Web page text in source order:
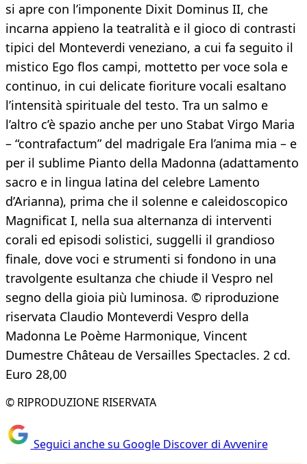
si apre con l’imponente Dixit Dominus II, che
incarna appieno la teatralità e il gioco di contrasti
tipici del Monteverdi veneziano, a cui fa seguito il
mistico Ego flos campi, mottetto per voce sola e
continuo, in cui delicate fioriture vocali esaltano
l’intensità spirituale del testo. Tra un salmo e
l’altro c’è spazio anche per uno Stabat Virgo Maria
– “contrafactum” del madrigale Era l’anima mia – e
per il sublime Pianto della Madonna (adattamento
sacro e in lingua latina del celebre Lamento
d’Arianna), prima che il solenne e caleidoscopico
Magnificat I, nella sua alternanza di interventi
corali ed episodi solistici, suggelli il grandioso
finale, dove voci e strumenti si fondono in una
travolgente esultanza che chiude il Vespro nel
segno della gioia più luminosa. © riproduzione
riservata Claudio Monteverdi Vespro della
Madonna Le Poème Harmonique, Vincent
Dumestre Château de Versailles Spectacles. 2 cd.
Euro 28,00
© RIPRODUZIONE RISERVATA
Seguici anche su Google Discover di Avvenire